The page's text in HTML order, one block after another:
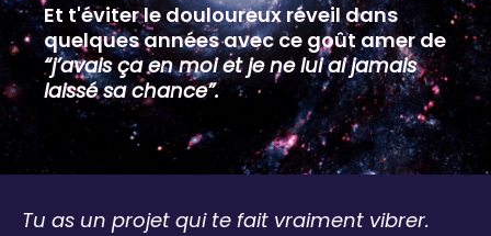
Et t'éviter le douloureux réveil dans
quelques années avec ce goût amer de
“j’avais ça en moi et je ne lui ai jamais
laissé sa chance”.
Tu as un projet qui te fait vraiment vibrer.